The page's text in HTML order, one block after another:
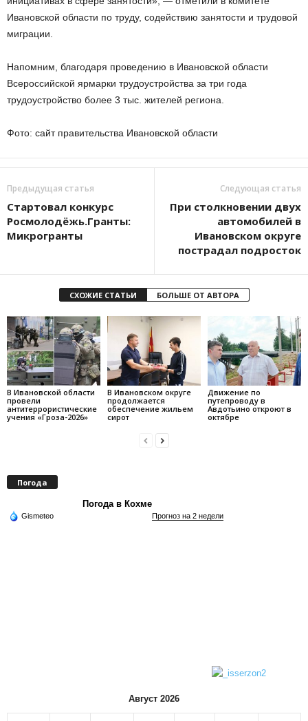
Ивановской области по труду, содействию занятости и трудовой
миграции.
Напомним, благодаря проведению в Ивановской области
Всероссийской ярмарки трудоустройства за три года
трудоустройство более 3 тыс. жителей региона.
Фото: сайт правительства Ивановской области
Предыдущая статья
Стартовал конкурс
Росмолодёжь.Гранты:
Микрогранты
Следующая статья
При столкновении двух
автомобилей в
Ивановском округе
пострадал подросток
СХОЖИЕ СТАТЬИ БОЛЬШЕ ОТ АВТОРА
В Ивановской области
провели
антитеррористические
учения «Гроза-2026»
В Ивановском округе
продолжается
обеспечение жильем
сирот
Движение по
путепроводу в
Авдотьино откроют в
октябре
Погода
Погода в Кохме
Gismeteo Прогноз на 2 недели
Август 2026